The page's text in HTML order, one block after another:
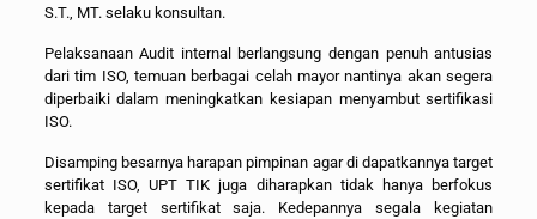
S.T., MT. selaku konsultan.
Pelaksanaan Audit internal berlangsung dengan penuh antusias
dari tim ISO, temuan berbagai celah mayor nantinya akan segera
diperbaiki dalam meningkatkan kesiapan menyambut sertifikasi
ISO.
Disamping besarnya harapan pimpinan agar di dapatkannya target
sertifikat ISO, UPT TIK juga diharapkan tidak hanya berfokus
kepada target sertifikat saja. Kedepannya segala kegiatan